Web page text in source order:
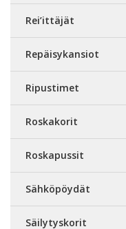
Rei’ittäjät
Repäisykansiot
Ripustimet
Roskakorit
Roskapussit
Sähköpöydät
Säilytyskorit